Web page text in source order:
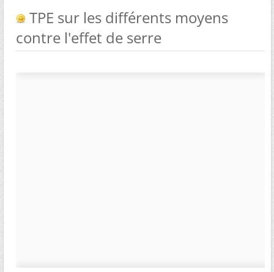
TPE sur les différents moyens
contre l'effet de serre